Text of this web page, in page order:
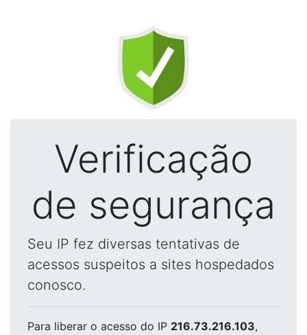
Verificação
de segurança
Seu IP fez diversas tentativas de
acessos suspeitos a sites hospedados
conosco.
Para liberar o acesso do IP 216.73.216.103,